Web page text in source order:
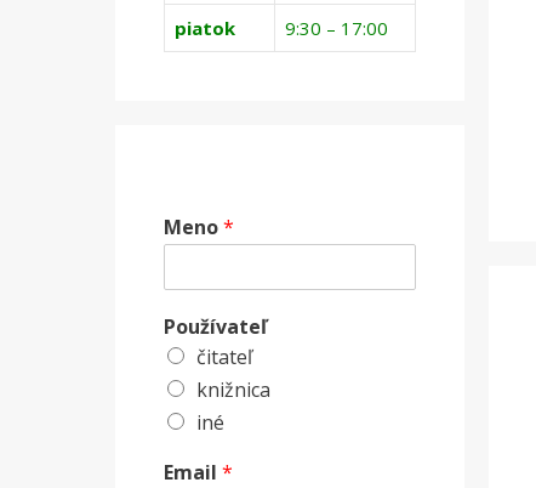
piatok
9:30 – 17:00
Meno*
Používateľ
čitateľ
knižnica
iné
Email *